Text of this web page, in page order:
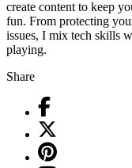
create content to keep
fun. From protecting
issues, I mix tech skills
playing.
Share